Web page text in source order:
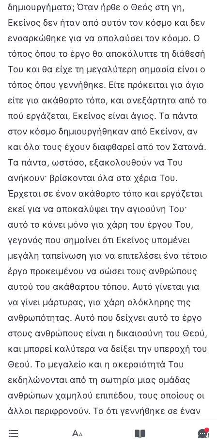
δημιουργήματα; Όταν ήρθε ο Θεός στη γη,
Εκείνος δεν ήταν από αυτόν τον κόσμο και δεν
ενσαρκώθηκε για να απολαύσει τον κόσμο. Ο
τόπος όπου το έργο θα αποκάλυπτε τη διάθεσή
Του και θα είχε τη μεγαλύτερη σημασία είναι ο
τόπος όπου γεννήθηκε. Είτε πρόκειται για άγιο
είτε για ακάθαρτο τόπο, και ανεξάρτητα από το
πού εργάζεται, Εκείνος είναι άγιος. Τα πάντα
στον κόσμο δημιουργήθηκαν από Εκείνον, αν
και όλα τους έχουν διαφθαρεί από τον Σατανά.
Τα πάντα, ωστόσο, εξακολουθούν να Του
ανήκουν· βρίσκονται όλα στα χέρια Του.
Έρχεται σε έναν ακάθαρτο τόπο και εργάζεται
εκεί για να αποκαλύψει την αγιοσύνη Του·
αυτό το κάνει μόνο για χάρη του έργου Του,
γεγονός που σημαίνει ότι Εκείνος υπομένει
μεγάλη ταπείνωση για να επιτελέσει ένα τέτοιο
έργο προκειμένου να σώσει τους ανθρώπους
αυτού του ακάθαρτου τόπου. Αυτό γίνεται για
να γίνει μάρτυρας, για χάρη ολόκληρης της
ανθρωπότητας. Αυτό που δείχνει αυτό το έργο
στους ανθρώπους είναι η δικαιοσύνη του Θεού,
και μπορεί καλύτερα να δείξει την υπεροχή του
Θεού. Το μεγαλείο και η ακεραιότητά Του
εκδηλώνονται από τη σωτηρία μιας ομάδας
ανθρώπων χαμηλού επιπέδου, τους οποίους οι
άλλοι περιφρονούν. Το ότι γεννήθηκε σε έναν
Εκείνος είναι χαμηλού επιπέδου· δίνει απλώς